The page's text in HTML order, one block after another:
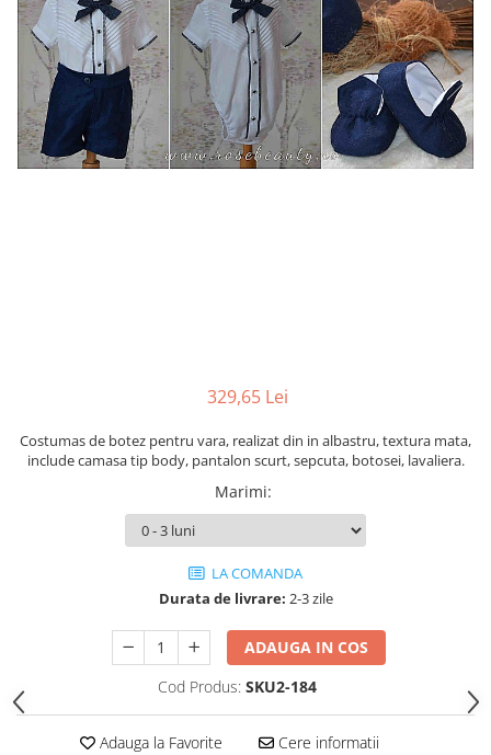
Cercei din aur dama
Cercei de aur lungi cu lant
Cercei din aur tortite
Cercei din aur alb
Cercei aur cu surub
329,65 Lei
Costumas de botez pentru vara, realizat din in albastru, textura mata,
include camasa tip body, pantalon scurt, sepcuta, botosei, lavaliera.
Marimi:
LA COMANDA
Durata de livrare: 2-3 zile
ADAUGA IN COS
Cod Produs: SKU2-184
Adauga la Favorite Cere informatii